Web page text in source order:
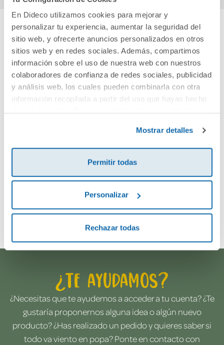
En Dideco utilizamos cookies para mejorar y
personalizar tu experiencia, aumentar la seguridad del
sitio web, y ofrecerte anuncios personalizados en otros
sitios web y en redes sociales. Además, compartimos
información sobre el uso de nuestra web con nuestros
colaboradores de confianza de redes sociales, publicidad
y análisis web, los cuales pueden combinarla con otra
información recopilada a partir del uso que hayas hecho
Mostrar detalles
Permitir todas
Personalizar
Rechazar todas
Cuéntanos tu opinión
¡Sé el primero en valorar este producto!
Envía tu opinión
¿Te ayudamos?
¿Necesitas que te ayudemos a acceder a tu cuenta? ¿Te
gustaría proponernos alguna idea o algún nuevo
producto? ¿Has realizado un pedido y quieres saber si
todo va viento en popa? Ponte en contacto con